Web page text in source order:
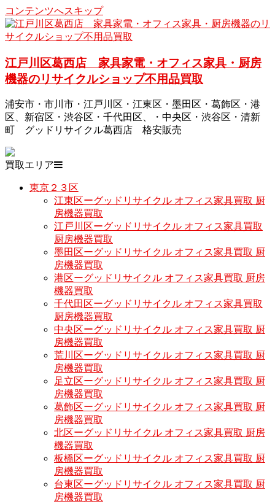
コンテンツへスキップ
江戸川区葛西店 家具家電・オフィス家具・厨房
機器のリサイクルショップ不用品買取
浦安市・市川市・江戸川区・江東区・墨田区・葛飾区・港
区、新宿区・渋谷区・千代田区、・中央区・渋谷区・清新
町 グッドリサイクル葛西店 格安販売
買取エリア
東京２３区
江東区ーグッドリサイクル オフィス家具買取 厨
房機器買取
江戸川区ーグッドリサイクル オフィス家具買取
厨房機器買取
墨田区ーグッドリサイクル オフィス家具買取 厨
房機器買取
港区ーグッドリサイクル オフィス家具買取 厨房
機器買取
千代田区ーグッドリサイクル オフィス家具買取
厨房機器買取
中央区ーグッドリサイクル オフィス家具買取 厨
房機器買取
荒川区ーグッドリサイクル オフィス家具買取 厨
房機器買取
足立区ーグッドリサイクル オフィス家具買取 厨
房機器買取
葛飾区ーグッドリサイクル オフィス家具買取 厨
房機器買取
北区ーグッドリサイクル オフィス家具買取 厨房
機器買取
板橋区ーグッドリサイクル オフィス家具買取 厨
房機器買取
台東区ーグッドリサイクル オフィス家具買取 厨
房機器買取